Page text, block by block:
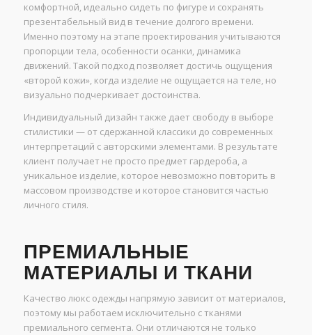
комфортной, идеально сидеть по фигуре и сохранять
презентабельный вид в течение долгого времени.
Именно поэтому на этапе проектирования учитываются
пропорции тела, особенности осанки, динамика
движений. Такой подход позволяет достичь ощущения
«второй кожи», когда изделие не ощущается на теле, но
визуально подчеркивает достоинства.
Индивидуальный дизайн также дает свободу в выборе
стилистики — от сдержанной классики до современных
интерпретаций с авторскими элементами. В результате
клиент получает не просто предмет гардероба, а
уникальное изделие, которое невозможно повторить в
массовом производстве и которое становится частью
личного стиля.
ПРЕМИАЛЬНЫЕ
МАТЕРИАЛЫ И ТКАНИ
Качество люкс одежды напрямую зависит от материалов,
поэтому мы работаем исключительно с тканями
премиального сегмента. Они отличаются не только